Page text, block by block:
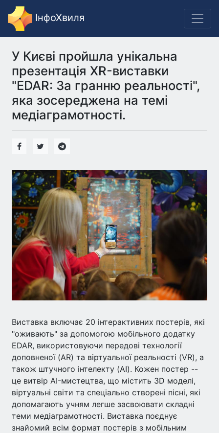
ІнфоХвиля
У Києві пройшла унікальна
презентація XR-виставки
"EDAR: За гранню реальності",
яка зосереджена на темі
медіаграмотності.
Виставка включає 20 інтерактивних постерів, які
"оживають" за допомогою мобільного додатку
EDAR, використовуючи передові технології
доповненої (AR) та віртуальної реальності (VR), а
також штучного інтелекту (AI). Кожен постер --
це витвір AI-мистецтва, що містить 3D моделі,
віртуальні світи та спеціально створені пісні, які
допомагають учням легше засвоювати складні
теми медіаграмотності. Виставка поєднує
знайомий всім формат постерів з мобільним